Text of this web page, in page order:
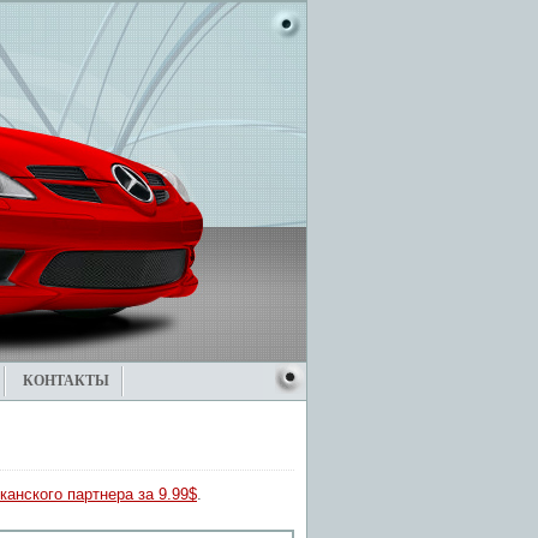
КОНТАКТЫ
партнера за 9.99$.